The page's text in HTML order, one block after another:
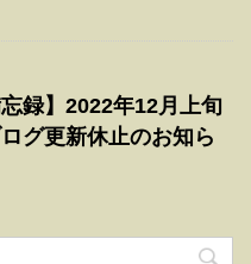
忘録】2022年12月上旬
グ更新休止のお知ら